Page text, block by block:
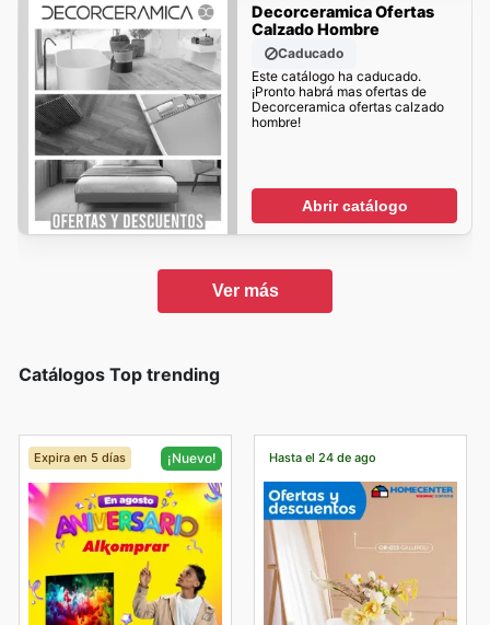
Decorceramica Ofertas
Calzado Hombre
Caducado
Este catálogo ha caducado.
¡Pronto habrá mas ofertas de
Decorceramica ofertas calzado
hombre!
Abrir catálogo
Ver más
Catálogos Top trending
Expira en 5 días ¡Nuevo! Hasta el 24 de ago